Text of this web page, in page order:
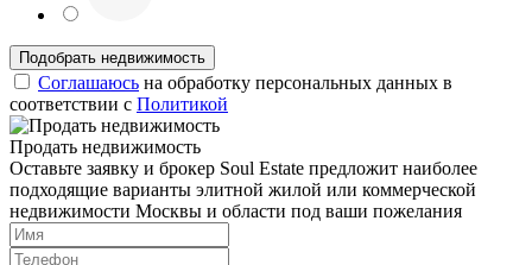
Соглашаюсь на обработку персональных данных в
соответствии с Политикой
Продать недвижимость
Оставьте заявку и брокер Soul Estate предложит наиболее
подходящие варианты элитной жилой или коммерческой
недвижимости Москвы и области под ваши пожелания